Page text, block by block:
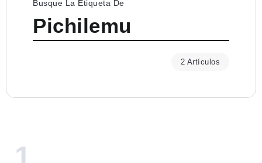
Busque La Etiqueta De
Pichilemu
2 Artículos